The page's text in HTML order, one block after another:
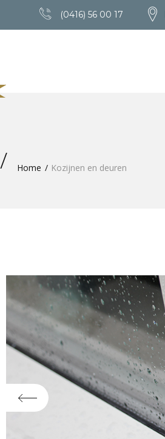
(0416) 56 00 17
Home Kozijnen en deuren